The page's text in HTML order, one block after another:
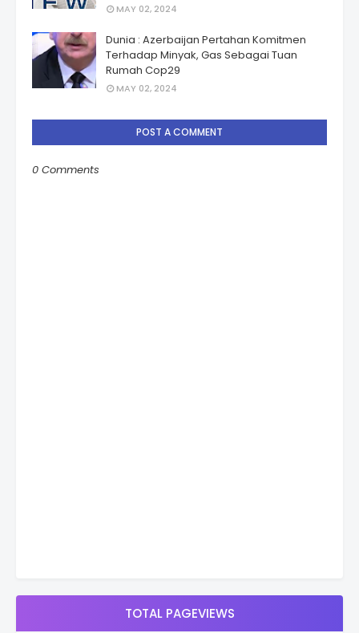
MAY 02, 2024
Dunia : Azerbaijan Pertahan Komitmen
Terhadap Minyak, Gas Sebagai Tuan
Rumah Cop29
MAY 02, 2024
POST A COMMENT
0 Comments
TOTAL PAGEVIEWS